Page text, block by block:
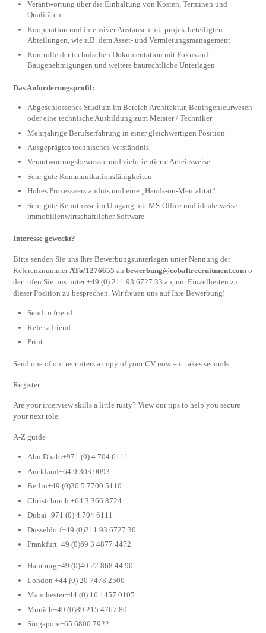
Verantwortung über die Einhaltung von Kosten, Terminen und
Qualitäten
Kooperation und intensiver Austausch mit projektbeteiligten
Abteilungen, wie z.B. dem Asset- und Vermietungsmanagement
Kontrolle der technischen Dokumentation mit Fokus auf
Baugenehmigungen und weitere baurechtliche Unterlagen
Das Anforderungsprofil:
Abgeschlossenes Studium im Bereich Architektur, Bauingenieurwesen
oder eine technische Ausbildung zum Meister / Techniker
Mehrjährige Berufserfahrung in einer gleichwertigen Position
Ausgeprägtes technisches Verständnis
Verantwortungsbewusste und zielorientierte Arbeitsweise
Sehr gute Kommunikationsfähigkeiten
Hohes Prozessverständnis und eine „Hands-on-Mentalität“
Sehr gute Kenntnisse im Umgang mit MS-Office und idealerweise
immobilienwirtschaftlicher Software
Interesse geweckt?
Bitte senden Sie uns Ihre Bewerbungsunterlagen unter Nennung der
ReferenznummerATo/1276655 anbewerbung@cobaltrecruitment.com o
der rufen Sie uns unter +49 (0) 211 93 6727 33 an, um Einzelheiten zu
dieser Position zu besprechen. Wir freuen uns auf Ihre Bewerbung!
Send to friend
Refer a friend
Print
Send one of our recruiters a copy of your CV now – it takes seconds.
Register
Are your interview skills a little rusty? View our tips to help you secure
your next role.
A-Z guide
Abu Dhabi+971 (0) 4 704 6111
Auckland+64 9 303 9093
Berlin+49 (0)30 5 7700 5110
Christchurch +64 3 366 8724
Dubai+971 (0) 4 704 6111
Dusseldorf+49 (0)211 93 6727 30
Frankfurt+49 (0)69 3 4877 4472
Hamburg+49 (0)40 22 868 44 90
London +44 (0) 20 7478 2500
Manchester+44 (0) 16 1457 0105
Munich+49 (0)89 215 4767 80
Singapore+65 6800 7922